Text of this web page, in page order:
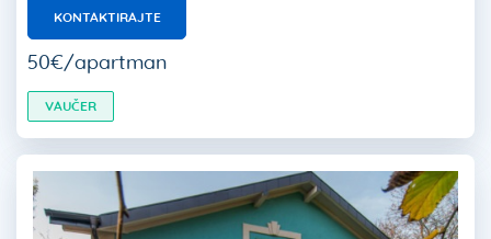
KONTAKTIRAJTE
50€/apartman
VAUČER